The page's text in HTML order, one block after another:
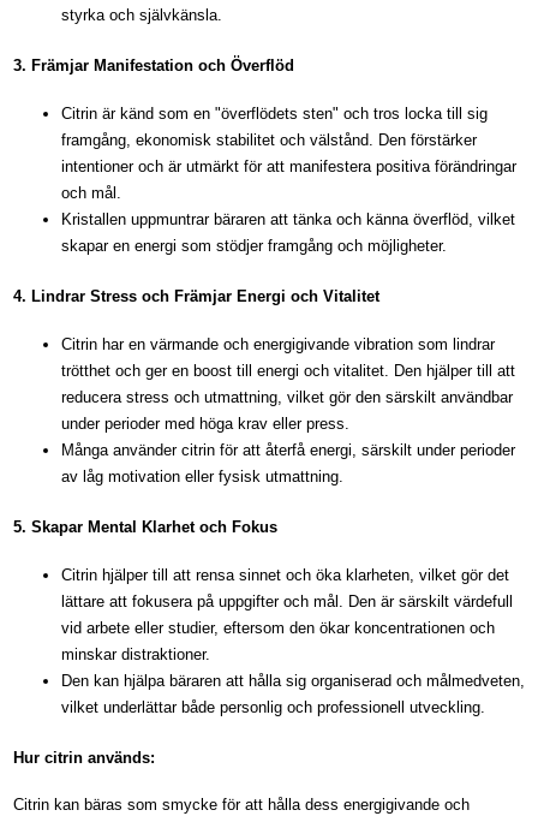
styrka och självkänsla.
3. Främjar Manifestation och Överflöd
Citrin är känd som en "överflödets sten" och tros locka till sig
framgång, ekonomisk stabilitet och välstånd. Den förstärker
intentioner och är utmärkt för att manifestera positiva förändringar
och mål.
Kristallen uppmuntrar bäraren att tänka och känna överflöd, vilket
skapar en energi som stödjer framgång och möjligheter.
4. Lindrar Stress och Främjar Energi och Vitalitet
Citrin har en värmande och energigivande vibration som lindrar
trötthet och ger en boost till energi och vitalitet. Den hjälper till att
reducera stress och utmattning, vilket gör den särskilt användbar
under perioder med höga krav eller press.
Många använder citrin för att återfå energi, särskilt under perioder
av låg motivation eller fysisk utmattning.
5. Skapar Mental Klarhet och Fokus
Citrin hjälper till att rensa sinnet och öka klarheten, vilket gör det
lättare att fokusera på uppgifter och mål. Den är särskilt värdefull
vid arbete eller studier, eftersom den ökar koncentrationen och
minskar distraktioner.
Den kan hjälpa bäraren att hålla sig organiserad och målmedveten,
vilket underlättar både personlig och professionell utveckling.
Hur citrin används:
Citrin kan bäras som smycke för att hålla dess energigivande och